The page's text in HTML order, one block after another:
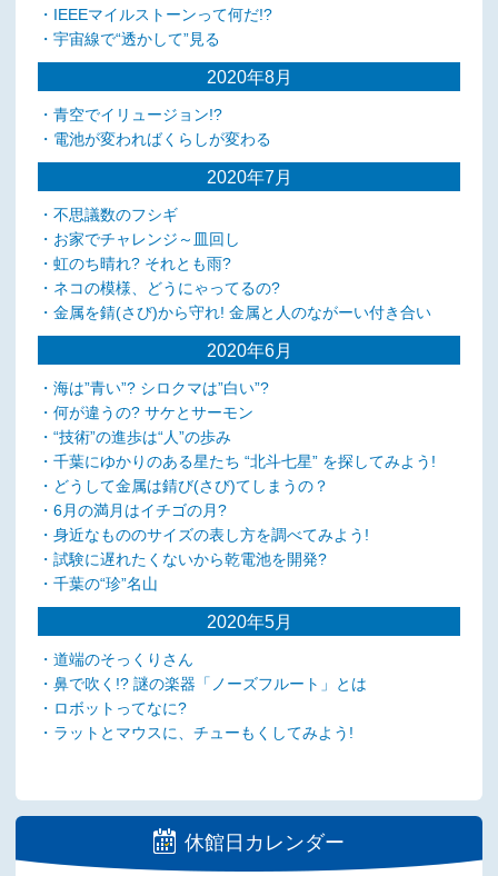
休館日カレンダー
・IEEEマイルストーンって何だ!?
・宇宙線で“透かして”見る
2020年8月
・青空でイリュージョン!?
・電池が変わればくらしが変わる
2020年7月
・不思議数のフシギ
・お家でチャレンジ～皿回し
・虹のち晴れ? それとも雨?
・ネコの模様、どうにゃってるの?
・金属を錆(さび)から守れ! 金属と人のながーい付き合い
2020年6月
・海は”青い”? シロクマは”白い”?
・何が違うの? サケとサーモン
・“技術”の進歩は“人”の歩み
・千葉にゆかりのある星たち “北斗七星” を探してみよう!
・どうして金属は錆び(さび)てしまうの？
・6月の満月はイチゴの月?
・身近なもののサイズの表し方を調べてみよう!
・試験に遅れたくないから乾電池を開発?
・千葉の“珍”名山
2020年5月
・道端のそっくりさん
・鼻で吹く!? 謎の楽器「ノーズフルート」とは
・ロボットってなに?
・ラットとマウスに、チューもくしてみよう!